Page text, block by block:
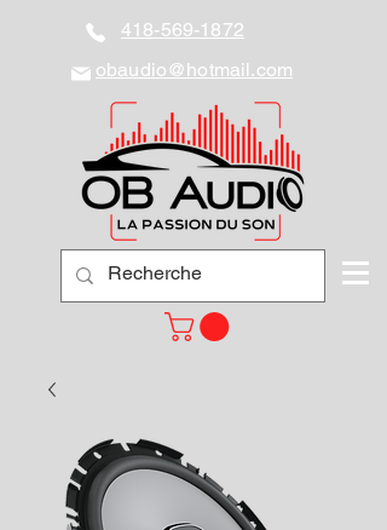
418-569-1872
obaudio@hotmail.com